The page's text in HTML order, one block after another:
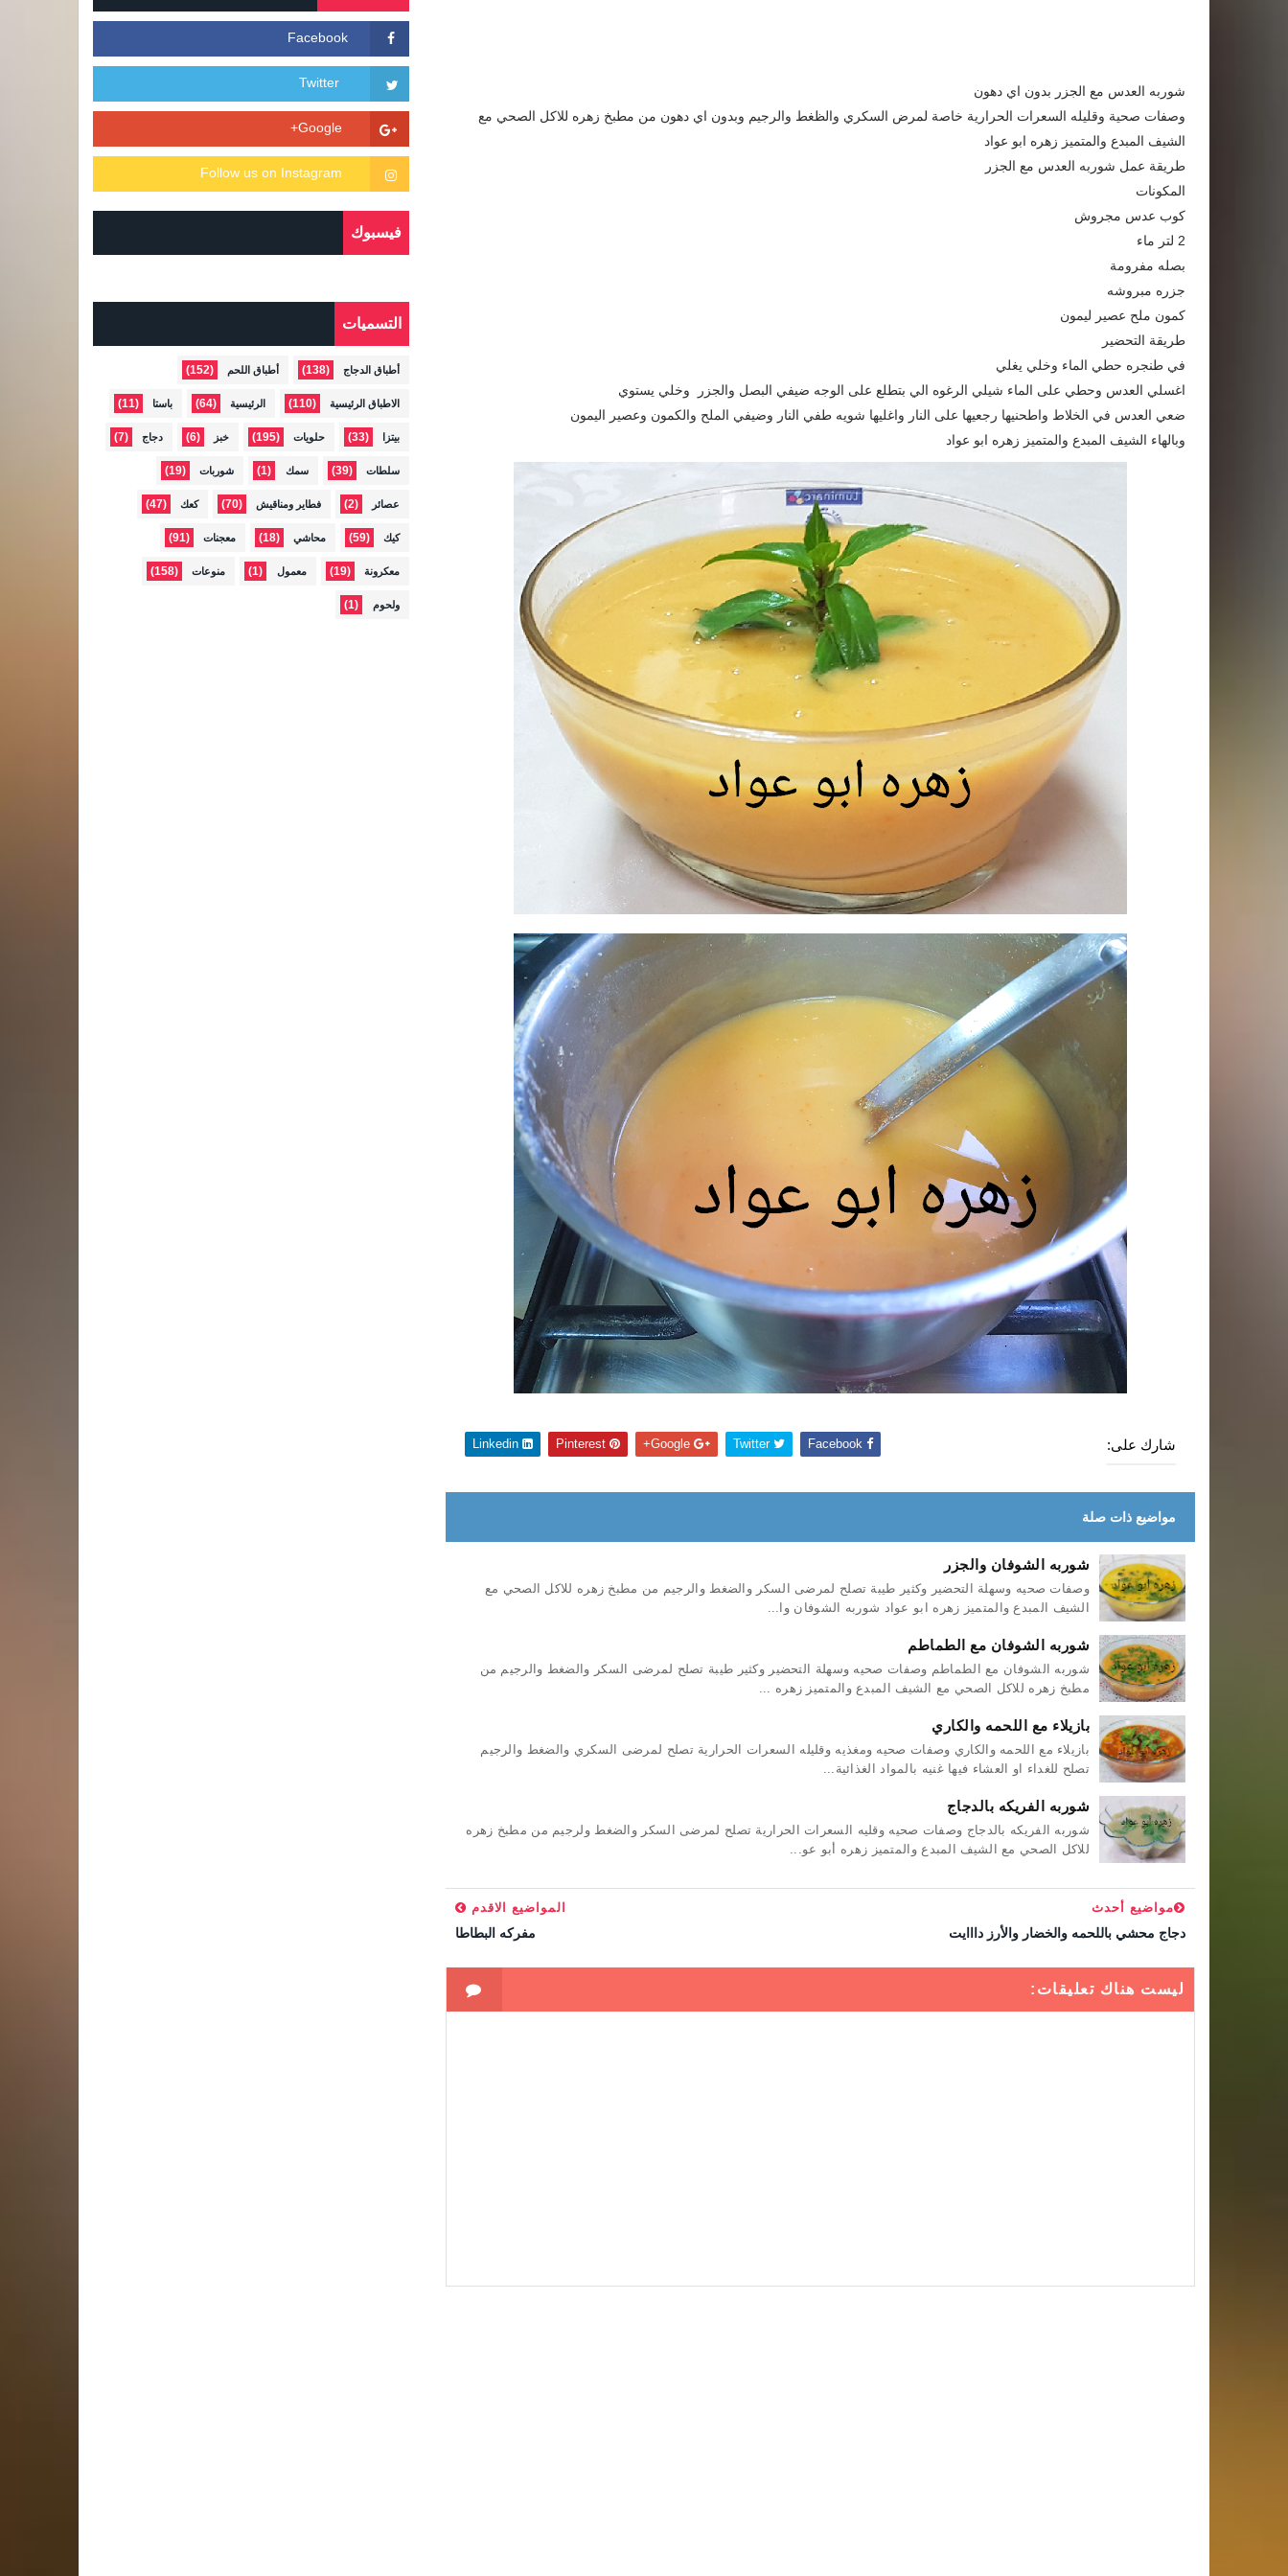
شوربه العدس مع الجزر بدون اي دهون
وصفات صحية وقليله السعرات الحرارية خاصة لمرض السكري والظغط والرجيم وبدون اي دهون من مطبخ زهره للاكل الصحي مع
الشيف المبدع والمتميز زهره ابو عواد
طريقة عمل شوربه العدس مع الجزر
المكونات
كوب عدس مجروش
2 لتر ماء
بصله مفرومة
جزره مبروشه
كمون ملح عصير ليمون
طريقة التحضير
في طنجره حطي الماء وخلي يغلي
اغسلي العدس وحطي على الماء شيلي الرغوه الي بتطلع على الوجه ضيفي البصل والجزر وخلي يستوي
ضعي العدس في الخلاط واطحنيها رجعيها على النار واغليها شويه طفي النار وضيفي الملح والكمون وعصير اليمون
وبالهاء الشيف المبدع والمتميز زهره ابو عواد
شارك على: Twitter
مواضيع ذات صلة
شوربه الشوفان والجزر
وصفات صحيه وسهلة التحضير وكثير طيبة تصلح لمرضى السكر والضغط والرجيم من مطبخ زهره للاكل الصحي مع
الشيف المبدع والمتميز زهره ابو عواد شوربه الشوفان وا...
شوربه الشوفان مع الطماطم
شوربه الشوفان مع الطماطم وصفات صحيه وسهلة التحضير وكثير طيبة تصلح لمرضى السكر والضغط والرجيم من
مطبخ زهره للاكل الصحي مع الشيف المبدع والمتميز زهره ...
بازيلاء مع اللحمه والكاري
بازيلاء مع اللحمه والكاري وصفات صحيه ومغذيه وقليله السعرات الحرارية تصلح لمرضى السكري والضغط والرجيم
تصلح للغداء او العشاء فيها غنيه بالمواد الغذائية...
شوربه الفريكه بالدجاج
شوربه الفريكه بالدجاج وصفات صحيه وقليه السعرات الحرارية تصلح لمرضى السكر والضغط ولرجيم من مطبخ زهره
للاكل الصحي مع الشيف المبدع والمتميز زهره أبو عو...
مواضيع أحدث
دجاج محشي باللحمه والخضار والأرز دااايت
المواضيع الاقدم
مفركه البطاطا
ليست هناك تعليقات:
فيسبوك
التسميات
أطباق الدجاج (138) أطباق اللحم (152)
الاطباق الرئيسية (110) الرئيسية (64) باستا (11)
بيتزا (33) حلويات (195) خبز (6) دجاج (7)
سلطات (39) سمك (1) شوربات (19)
عصائر (2) فطاير ومناقيش (70) كعك (47)
كيك (59) محاشي (18) معجنات (91)
معكرونة (19) معمول (1) منوعات (158)
ولحوم (1)